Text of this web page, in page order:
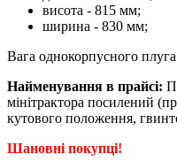
висота - 815 мм;
ширина - 830 мм;
Вага однокорпусного плуга
Найменування в прайсі:
мінітрактора посилений
кутового положення,
Шановні покупці!